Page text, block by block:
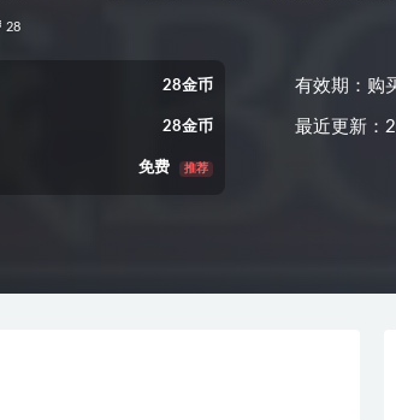
28
28金币
28金币
免费 推荐
有效期：购
最近更新：